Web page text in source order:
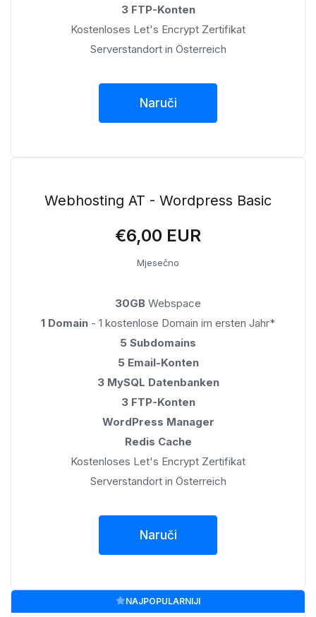
3 FTP-Konten
Kostenloses Let's Encrypt Zertifikat
Serverstandort in Österreich
Naruči
Webhosting AT - Wordpress Basic
€6,00 EUR
Mjesečno
30GB Webspace
1 Domain - 1 kostenlose Domain im ersten Jahr*
5 Subdomains
5 Email-Konten
3 MySQL Datenbanken
3 FTP-Konten
WordPress Manager
Redis Cache
Kostenloses Let's Encrypt Zertifikat
Serverstandort in Österreich
Naruči
NAJPOPULARNIJI